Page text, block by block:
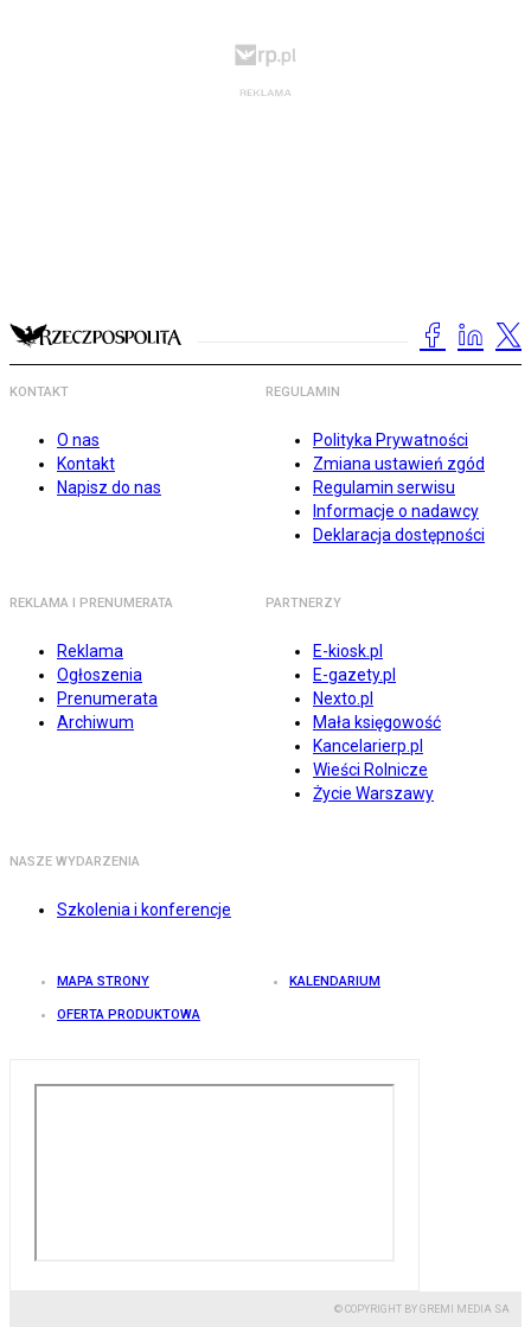
KONTAKT
O nas
Kontakt
Napisz do nas
REGULAMIN
Polityka Prywatności
Zmiana ustawień zgód
Regulamin serwisu
Informacje o nadawcy
Deklaracja dostępności
REKLAMA I PRENUMERATA
Reklama
Ogłoszenia
Prenumerata
Archiwum
PARTNERZY
E-kiosk.pl
E-gazety.pl
Nexto.pl
Mała księgowość
Kancelarierp.pl
Wieści Rolnicze
Życie Warszawy
NASZE WYDARZENIA
Szkolenia i konferencje
MAPA STRONY KALENDARIUM
OFERTA PRODUKTOWA
© COPYRIGHT BY GREMI MEDIA SA